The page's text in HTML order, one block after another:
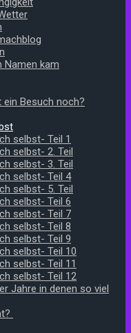
Namen kam
Besuch noch?
selbst- Teil 1
selbst- 2. Teil
selbst- 3. Teil
selbst- Teil 4
selbst- 5. Teil
selbst- Teil 6
selbst- Teil 7
selbst- Teil 8
selbst- Teil 9
selbst- Teil 10
selbst- Teil 11
selbst- Teil 12
Jahre in denen so viel